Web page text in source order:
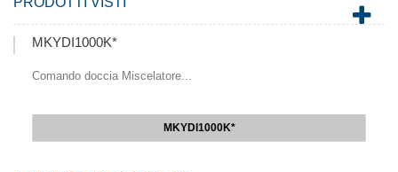
MKYDI1000K*
Comando doccia Miscelatore...
MKYDI1000K*